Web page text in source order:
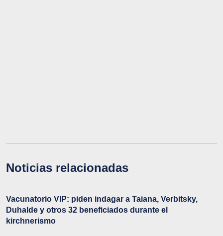
Noticias relacionadas
Vacunatorio VIP: piden indagar a Taiana, Verbitsky,
Duhalde y otros 32 beneficiados durante el
kirchnerismo